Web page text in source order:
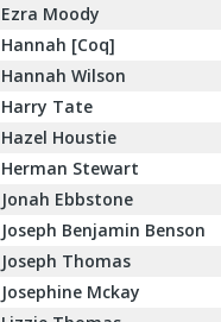
Ezra Moody
Hannah [Coq]
Hannah Wilson
Harry Tate
Hazel Houstie
Herman Stewart
Jonah Ebbstone
Joseph Benjamin Benson
Joseph Thomas
Josephine Mckay